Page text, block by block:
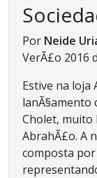
Por Neide
VerÃ£o 2016
Estive na loja
lanÃ§amento
Cholet, muito
AbrahÃ£o. A
composta